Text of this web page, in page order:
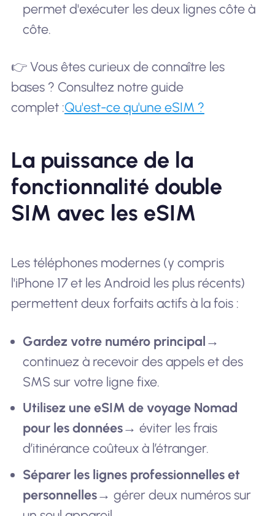
permet d'exécuter les deux lignes côte à
côte.
👉 Vous êtes curieux de connaître les
bases ? Consultez notre guide
complet :Qu'est-ce qu'une eSIM ?
La puissance de la
fonctionnalité double
SIM avec les eSIM
Les téléphones modernes (y compris
l'iPhone 17 et les Android les plus récents)
permettent deux forfaits actifs à la fois :
Gardez votre numéro principal →
continuez à recevoir des appels et des
SMS sur votre ligne fixe.
Utilisez une eSIM de voyage Nomad
pour les données→ éviter les frais
d’itinérance coûteux à l’étranger.
Séparer les lignes professionnelles et
personnelles→ gérer deux numéros sur